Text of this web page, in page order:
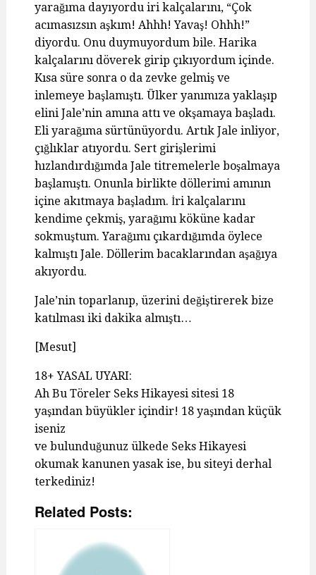
yarağıma dayıyordu iri kalçalarını, “Çok
acımasızsın aşkım! Ahhh! Yavaş! Ohhh!”
diyordu. Onu duymuyordum bile. Harika
kalçalarını döverek girip çıkıyordum içinde.
Kısa süre sonra o da zevke gelmiş ve
inlemeye başlamıştı. Ülker yanımıza yaklaşıp
elini Jale’nin amına attı ve okşamaya başladı.
Eli yarağıma sürtünüyordu. Artık Jale inliyor,
çığlıklar atıyordu. Sert girişlerimi
hızlandırdığımda Jale titremelerle boşalmaya
başlamıştı. Onunla birlikte döllerimi amının
içine akıtmaya başladım. İri kalçalarını
kendime çekmiş, yarağımı köküne kadar
sokmuştum. Yarağımı çıkardığımda öylece
kalmıştı Jale. Döllerim bacaklarından aşağıya
akıyordu.
Jale’nin toparlanıp, üzerini değiştirerek bize
katılması iki dakika almıştı…
[Mesut]
18+ YASAL UYARI:
Ah Bu Töreler Seks Hikayesi sitesi 18
yaşından büyükler içindir! 18 yaşından küçük
iseniz
ve bulunduğunuz ülkede Seks Hikayesi
okumak kanunen yasak ise, bu siteyi derhal
terkediniz!
Related Posts: